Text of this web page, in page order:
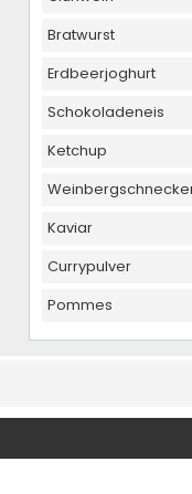
Bratwurst
Erdbeerjoghurt
Schokoladeneis
Ketchup
Kaviar
Currypulver
Pommes